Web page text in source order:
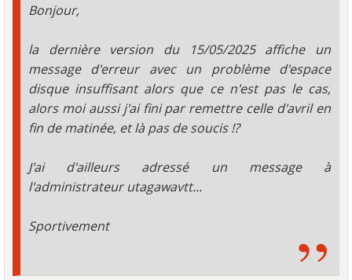
Bonjour,
la dernière version du 15/05/2025 affiche un
message d'erreur avec un problème d'espace
disque insuffisant alors que ce n'est pas le cas,
alors moi aussi j'ai fini par remettre celle d'avril en
fin de matinée, et là pas de soucis !?
J'ai d'ailleurs adressé un message à
l'administrateur utagawavtt...
Sportivement